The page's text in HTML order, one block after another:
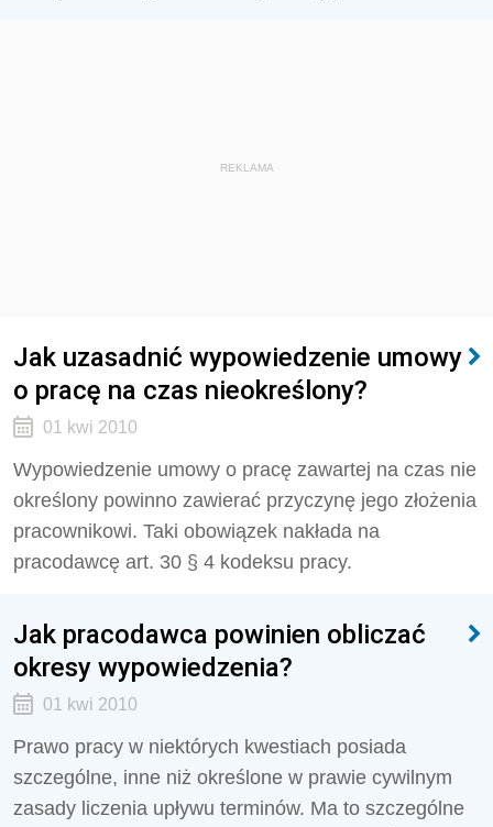
REKLAMA
Jak uzasadnić wypowiedzenie umowy
o pracę na czas nieokreślony?
01 kwi 2010
Wypowiedzenie umowy o pracę zawartej na czas nie
określony powinno zawierać przyczynę jego złożenia
pracownikowi. Taki obowiązek nakłada na
pracodawcę art. 30 § 4 kodeksu pracy.
Jak pracodawca powinien obliczać
okresy wypowiedzenia?
01 kwi 2010
Prawo pracy w niektórych kwestiach posiada
szczególne, inne niż określone w prawie cywilnym
zasady liczenia upływu terminów. Ma to szczególne